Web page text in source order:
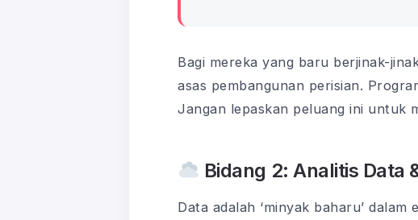
Bagi mereka yang baru berjinak-
asas pembangunan perisian.
Jangan lepaskan peluang ini untuk
Bidang 2: Analitis Data
Data adalah ‘minyak baharu’